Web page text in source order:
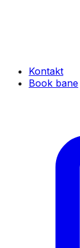
Kontakt
Book bane